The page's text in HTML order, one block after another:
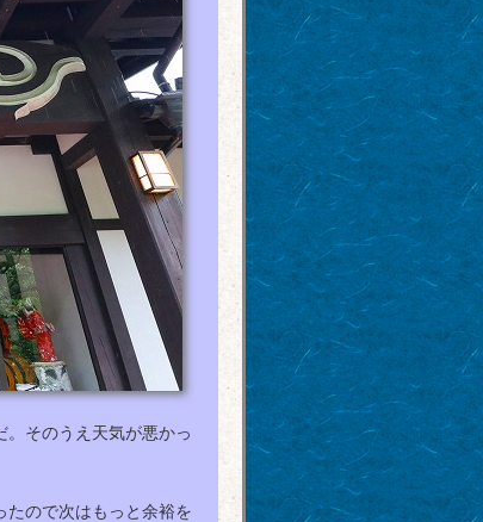
。そのうえ天気が悪かっ
たので次はもっと余裕を